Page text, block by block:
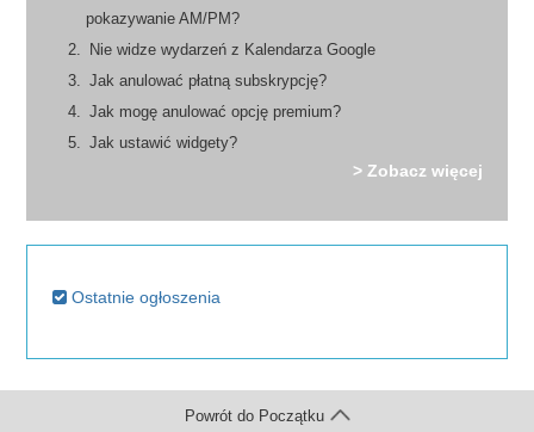
pokazywanie AM/PM?
Nie widze wydarzeń z Kalendarza Google
Jak anulować płatną subskrypcję?
Jak mogę anulować opcję premium?
Jak ustawić widgety?
> Zobacz więcej
Ostatnie ogłoszenia
Powrót do Początku